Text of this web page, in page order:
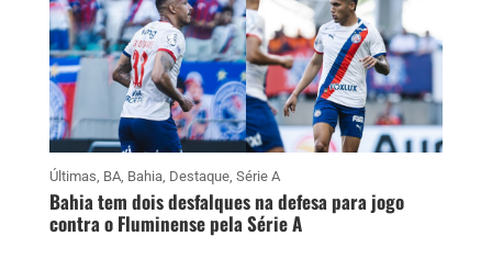
Últimas, BA, Bahia, Destaque, Série A
Bahia tem dois desfalques na defesa para jogo
contra o Fluminense pela Série A